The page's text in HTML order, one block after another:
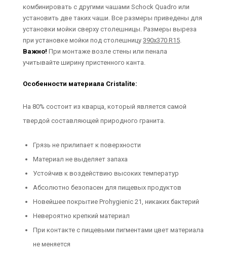
комбинировать с другими чашами Schock Quadro или
установить две таких чаши. Все размеры приведены для
установки мойки сверху столешницы. Размеры выреза
при установке мойки под столешницу 390х370 R15.
Важно! При монтаже возле стены или пенала
учитывайте ширину пристенного канта.
Особенности материала Cristalite:
На 80% состоит из кварца, который является самой
твердой составляющей природного гранита.
Грязь не прилипает к поверхности
Материал не выделяет запаха
Устойчив к воздействию высоких температур
Абсолютно безопасен для пищевых продуктов
Новейшее покрытие Prohygienic 21, никаких бактерий
Невероятно крепкий материал
При контакте с пищевыми пигментами цвет материала
не меняется